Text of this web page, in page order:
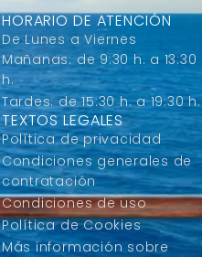
HORARIO DE ATENCIÓN
De Lunes a Viernes
Mañanas: de 9:30 h. a 13:30
h.
Tardes: de 15:30 h. a 19:30 h.
TEXTOS LEGALES
Política de privacidad
Condiciones generales de
contratación
Condiciones de uso
Política de Cookies
Más información sobre